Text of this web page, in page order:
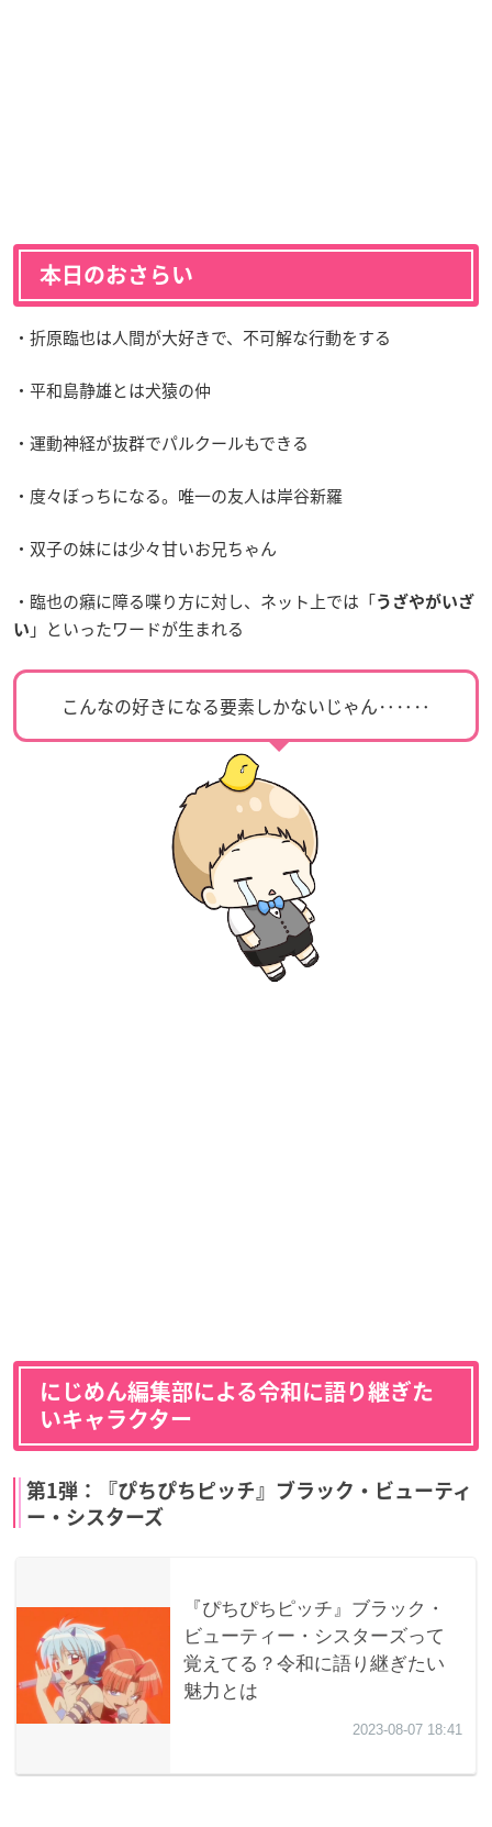
本日のおさらい
・折原臨也は人間が大好きで、不可解な行動をする
・平和島静雄とは犬猿の仲
・運動神経が抜群でパルクールもできる
・度々ぼっちになる。唯一の友人は岸谷新羅
・双子の妹には少々甘いお兄ちゃん
・臨也の癪に障る喋り方に対し、ネット上では「うざやがいざ
い 」といったワードが生まれる
こんなの好きになる要素しかないじゃん‥‥‥
にじめん編集部による令和に語り継ぎた
いキャラクター
第1弾：『ぴちぴちピッチ』ブラック・ビューティ
ー・シスターズ